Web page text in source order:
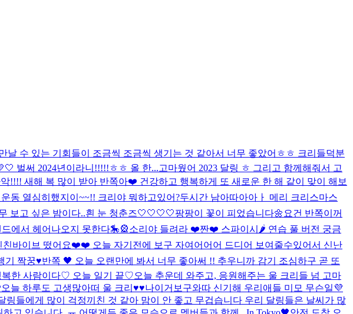
수 있는 기회들이 조금씩 조금씩 생기는 것 같아서 너무 좋았어ㅎㅎ 크리들덕분
벌써 2024년이라니!!!!!ㅎㅎ 올 한...고마웠어 2023 달링 ㅎ 그리고 함께해줘서 고
!!!! 새해 복 많이 받아 반쪽아❤️ 건강하고 행복하게 또 새로운 한 해 같이 맞이 해보
동 열심히했지이~~!! 크리야 뭐하고있어?두시간 남아따아아ㅏ 메리 크리스마스
보고 싶은 밤이다..흰 눈 청춘즈🤍🤍🤍🤍팡팡이 꽃이 피었습니다🌼 요건 반쪽이꺼
에서 헤어나오지 못한다🎠🎡소리야 들려라 ❤️짠❤️ 스파이시🌶️ 연습 풀 버전 궁금
친바이브 떴어요❤️❤️ 오늘 자기전에 보구 자여어어어 드디어 보여줄수있어서 신난
기 짝꿍♥반쪽 🖤 오늘 오랜만에 봐서 너무 좋아써 !! 추우니까 감기 조심하구 곧 또
한 사람이다♡ 오늘 일기 끝♡오늘 추운데 와주고, 응원해주는 울 크리들 넘 고마
오늘 하루도 고생많아떠 울 크리♥♥나이거보구와따 신기해 우리애들 미모 무슨일💜
들에게 많이 걱정끼친 것 같아 맘이 안 좋고 무겁습니다 우리 달링들은 날씨가 많